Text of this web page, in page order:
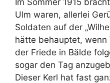
Ulm waren, allerlei
Soldaten auf der
hätte behauptet, wenn
der Friede in Bälde
sogar den Tag
Dieser Kerl hat fast